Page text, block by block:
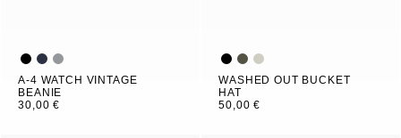
A-4 WATCH VINTAGE
BEANIE
30,00 €
WASHED OUT BUCKET
HAT
50,00 €